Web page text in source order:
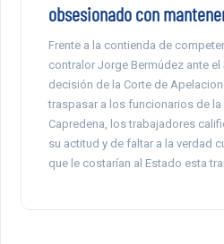
obsesionado con
Frente a la contienda de
contralor Jorge Bermúdez ante el
decisión de la Corte de
traspasar a los funcionarios de la
Capredena, los trabajadores
su actitud y de faltar a la verdad
que le costarían al Estado esta